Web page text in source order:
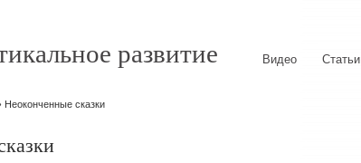
развитие Видео Статьи
Неоконченные сказки